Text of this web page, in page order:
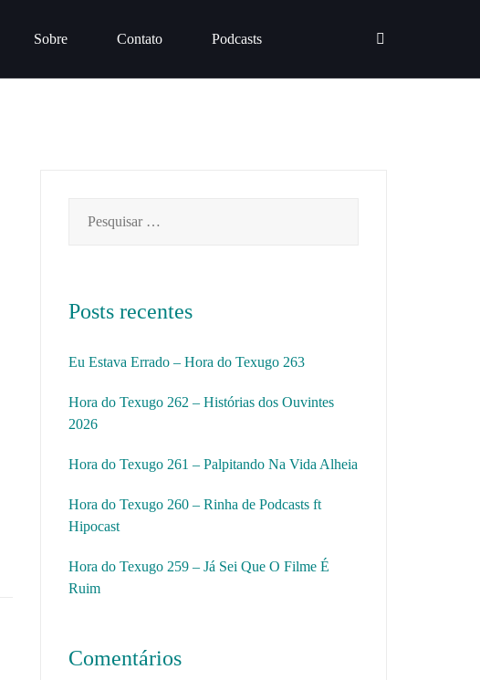
Sobre Contato Podcasts
por:
Posts recentes
Eu Estava Errado – Hora do Texugo 263
Hora do Texugo 262 – Histórias dos Ouvintes
2026
Hora do Texugo 261 – Palpitando Na Vida Alheia
Hora do Texugo 260 – Rinha de Podcasts ft
Hipocast
Hora do Texugo 259 – Já Sei Que O Filme É
Ruim
Comentários